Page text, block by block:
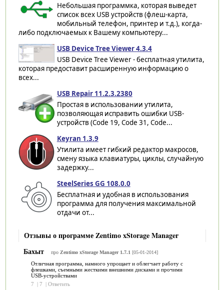
Небольшая программка, которая выведет
список всех USB устройств (флеш-карта,
мобильный телефон, принтер и т.д.), когда-
либо подключаемых к Вашему компьютеру...
USB Device Tree Viewer 4.3.4
USB Device Tree Viewer - бесплатная утилита,
которая предоставит расширенную информацию о
всех...
USB Repair 11.2.3.2380
Простая в использовании утилита,
позволяющая исправить ошибки USB-
устройств (Code 19, Code 31, Code...
Keyran 1.3.9
Утилита имеет гибкий редактор макросов,
смену языка клавиатуры, циклы, случайную
задержку...
SteelSeries GG 108.0.0
Бесплатная и удобная в использования
программа для получения максимальной
отдачи от...
Отзывы о программе Zentimo xStorage Manager
Бахыт
про Zentimo xStorage Manager 1.7.1 [05-01-2014]
Отличная программа, намного упрощает и облегчает работу с
флешками, съемными жесткими внешними дисками и прочими
USB-устройствами
7
7 Ответить